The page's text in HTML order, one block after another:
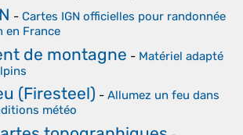
- Cartes IGN officielles pour randonnée
en France
de montagne - Matériel adapté
(Firesteel) - Allumez un feu dans
météo